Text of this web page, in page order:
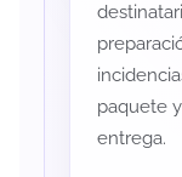
paquete
entrega.